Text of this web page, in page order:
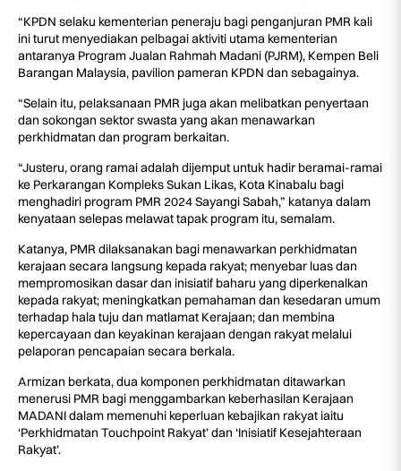
“KPDN selaku kementerian peneraju bagi penganjuran PMR kali
ini turut menyediakan pelbagai aktiviti utama kementerian
antaranya Program Jualan Rahmah Madani (PJRM), Kempen Beli
Barangan Malaysia, pavilion pameran KPDN dan sebagainya.
“Selain itu, pelaksanaan PMR juga akan melibatkan penyertaan
dan sokongan sektor swasta yang akan menawarkan
perkhidmatan dan program berkaitan.
“Justeru, orang ramai adalah dijemput untuk hadir beramai-ramai
ke Perkarangan Kompleks Sukan Likas, Kota Kinabalu bagi
menghadiri program PMR 2024 Sayangi Sabah,” katanya dalam
kenyataan selepas melawat tapak program itu, semalam.
Katanya, PMR dilaksanakan bagi menawarkan perkhidmatan
kerajaan secara langsung kepada rakyat; menyebar luas dan
mempromosikan dasar dan inisiatif baharu yang diperkenalkan
kepada rakyat; meningkatkan pemahaman dan kesedaran umum
terhadap hala tuju dan matlamat Kerajaan; dan membina
kepercayaan dan keyakinan kerajaan dengan rakyat melalui
pelaporan pencapaian secara berkala.
Armizan berkata, dua komponen perkhidmatan ditawarkan
menerusi PMR bagi menggambarkan keberhasilan Kerajaan
MADANI dalam memenuhi keperluan kebajikan rakyat iaitu
‘Perkhidmatan Touchpoint Rakyat’ dan ‘Inisiatif Kesejahteraan
Rakyat’.